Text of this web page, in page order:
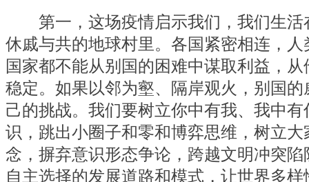
第一，这场疫情启示我们，我们生活
休戚与共的地球村里。各国紧密相连，
国家都不能从别国的困难中谋取利益，
稳定。如果以邻为壑、隔岸观火，别国
己的挑战。我们要树立你中有我、我中
识，跳出小圈子和零和博弈思维，树立
念，摒弃意识形态争论，跨越文明冲突
自主选择的发展道路和模式，让世界多